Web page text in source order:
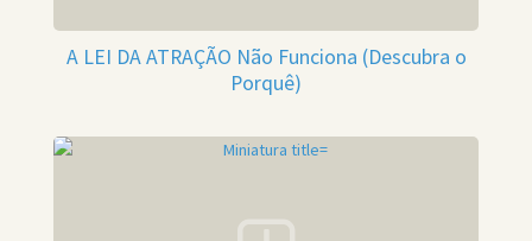
A LEI DA ATRAÇÃO Não Funciona (Descubra o
Porquê)